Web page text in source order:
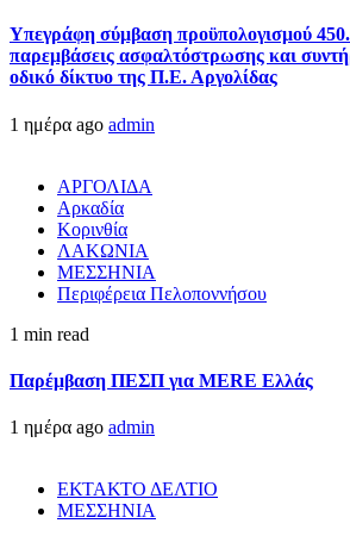
Υπεγράφη σύμβαση προϋπολογισμού
παρεμβάσεις ασφαλτόστρωσης και
οδικό δίκτυο της Π.Ε. Αργολίδας
1 ημέρα ago admin
ΑΡΓΟΛΙΔΑ
Αρκαδία
Κορινθία
ΛΑΚΩΝΙΑ
ΜΕΣΣΗΝΙΑ
Περιφέρεια Πελοποννήσου
1 min read
Παρέμβαση ΠΕΣΠ για MERE Ελλάς
1 ημέρα ago admin
ΕΚΤΑΚΤΟ ΔΕΛΤΙΟ
ΜΕΣΣΗΝΙΑ